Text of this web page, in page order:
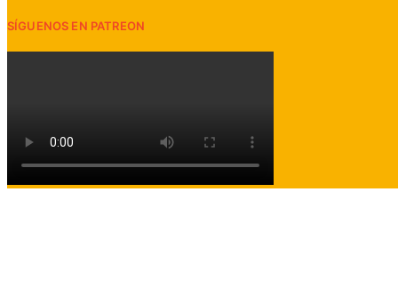
SÍGUENOS EN PATREON